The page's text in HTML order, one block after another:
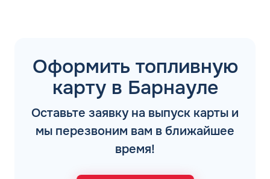
Оформить топливную
карту в Барнауле
Оставьте заявку на выпуск карты и
мы перезвоним вам в ближайшее
время!